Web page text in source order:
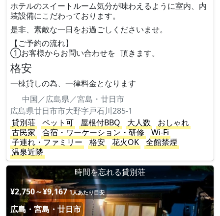
ホテルのスイートルーム気分が味わえるように室内、内
装設備にこだわっております。
是非、素敵な一日をお過ごしくださいませ。
【ご予約の流れ】
①お客様からお問い合わせを 頂きます。
格安
一棟貸しの為、一律料金となります
中国／広島県／宮島・廿日市
広島県廿日市市大野字戸石川285-1
貸別荘
ペット可 屋根付BBQ 大人数
おしゃれ
古民家
合宿・ワーケーション・研修
Wi-Fi
子連れ・ファミリー
格安 花火OK
全館禁煙
温泉近隣
時間を忘れる貸別荘
¥2,750～¥9,167 1人あたり目安
広島・宮島・廿日市